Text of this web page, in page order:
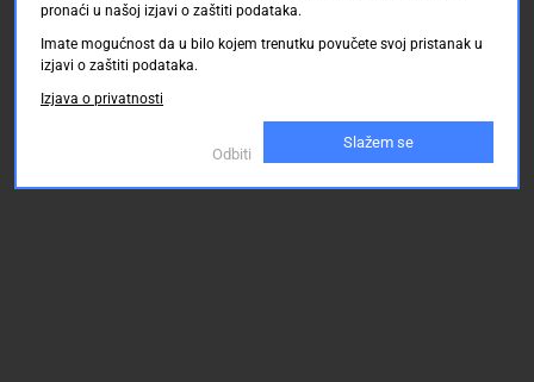
pronaći u našoj izjavi o zaštiti podataka.
Imate mogućnost da u bilo kojem trenutku povučete svoj pristanak u
izjavi o zaštiti podataka.
Izjava o privatnosti
Odbiti
Slažem se